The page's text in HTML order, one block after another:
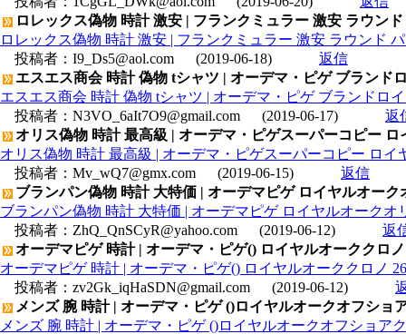
ロレックス偽物 時計 激安 | フランクミュラー 激安 ラウン
ロレックス偽物 時計 激安 | フランクミュラー 激安 ラウンド
投稿者： I9_Ds5@aol.com (2019-06-18)
返信
エスエス商会 時計 偽物 tシャツ | オーデマ・ピゲ ブランド
エスエス商会 時計 偽物 tシャツ | オーデマ・ピゲ ブランドロ
投稿者： N3VO_6aIt7O9@gmail.com (2019-06-17)
返
オリス偽物 時計 最高級 | オーデマ・ピゲスーパーコピー
オリス偽物 時計 最高級 | オーデマ・ピゲスーパーコピー ロ
投稿者： Mv_wQ7@gmx.com (2019-06-15)
返信
ブランパン偽物 時計 大特価 | オーデマピゲ ロイヤルオーク
ブランパン偽物 時計 大特価 | オーデマピゲ ロイヤルオークオ
投稿者： ZhQ_QnSCyR@yahoo.com (2019-06-12)
返
オーデマピゲ 時計 | オーデマ・ピゲ() ロイヤルオーククロノ
オーデマピゲ 時計 | オーデマ・ピゲ() ロイヤルオーククロノ
投稿者： zv2Gk_iqHaSDN@gmail.com (2019-06-12)
メンズ 腕 時計 | オーデマ・ピゲ ()ロイヤルオークオフショ
メンズ 腕 時計 | オーデマ・ピゲ ()ロイヤルオークオフショア